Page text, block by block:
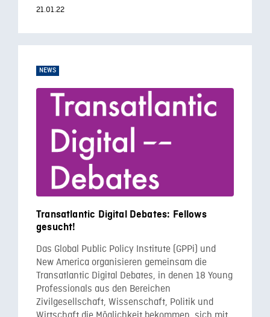
21.01.22
NEWS
Transatlantic Digital Debates: Fellows
gesucht!
Das Global Public Policy Institute (GPPi) und
New America organisieren gemeinsam die
Transatlantic Digital Debates, in denen 18 Young
Professionals aus den Bereichen
Zivilgesellschaft, Wissenschaft, Politik und